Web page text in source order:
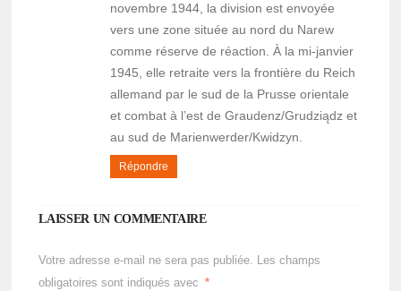
novembre 1944, la division est envoyée
vers une zone située au nord du Narew
comme réserve de réaction. À la mi-janvier
1945, elle retraite vers la frontière du Reich
allemand par le sud de la Prusse orientale
et combat à l’est de Graudenz/Grudziądz et
au sud de Marienwerder/Kwidzyn.
Répondre
LAISSER UN COMMENTAIRE
Votre adresse e-mail ne sera pas publiée. Les champs
obligatoires sont indiqués avec
*